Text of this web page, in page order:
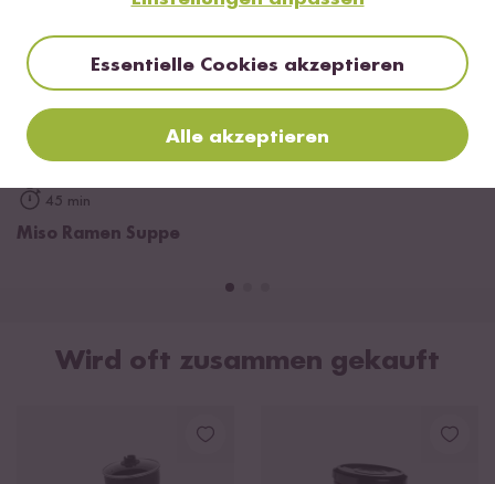
45 min
Miso Ramen Suppe
Wird oft zusammen gekauft
Essentielle Cookies akzeptieren
Alle akzeptieren